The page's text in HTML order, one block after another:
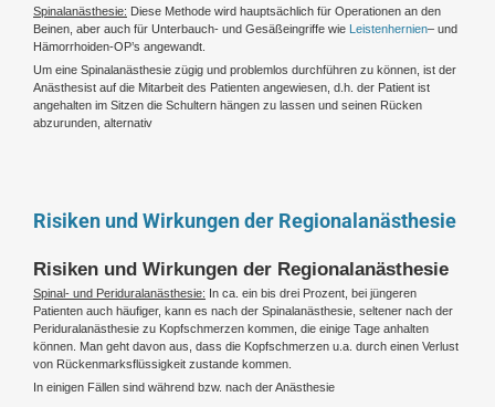
Spinalanästhesie: Diese Methode wird hauptsächlich für Operationen an den
Beinen, aber auch für Unterbauch- und Gesäßeingriffe wie Leistenhernien– und
Hämorrhoiden-OP’s angewandt.
Um eine Spinalanästhesie zügig und problemlos durchführen zu können, ist der
Anästhesist auf die Mitarbeit des Patienten angewiesen, d.h. der Patient ist
angehalten im Sitzen die Schultern hängen zu lassen und seinen Rücken
abzurunden, alternativ
Risiken und Wirkungen der Regionalanästhesie
Risiken und Wirkungen der Regionalanästhesie
Spinal- und Periduralanästhesie: In ca. ein bis drei Prozent, bei jüngeren
Patienten auch häufiger, kann es nach der Spinalanästhesie, seltener nach der
Periduralanästhesie zu Kopfschmerzen kommen, die einige Tage anhalten
können. Man geht davon aus, dass die Kopfschmerzen u.a. durch einen Verlust
von Rückenmarksflüssigkeit zustande kommen.
In einigen Fällen sind während bzw. nach der Anästhesie